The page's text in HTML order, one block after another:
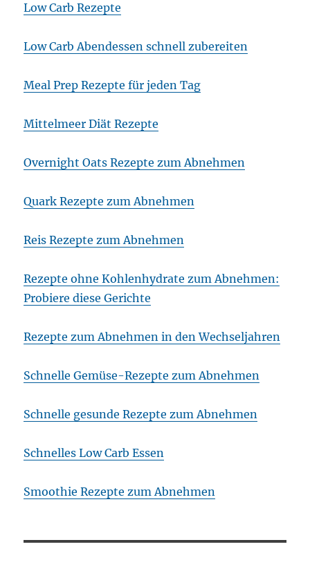
Low Carb Rezepte
Low Carb Abendessen schnell zubereiten
Meal Prep Rezepte für jeden Tag
Mittelmeer Diät Rezepte
Overnight Oats Rezepte zum Abnehmen
Quark Rezepte zum Abnehmen
Reis Rezepte zum Abnehmen
Rezepte ohne Kohlenhydrate zum Abnehmen:
Probiere diese Gerichte
Rezepte zum Abnehmen in den Wechseljahren
Schnelle Gemüse-Rezepte zum Abnehmen
Schnelle gesunde Rezepte zum Abnehmen
Schnelles Low Carb Essen
Smoothie Rezepte zum Abnehmen